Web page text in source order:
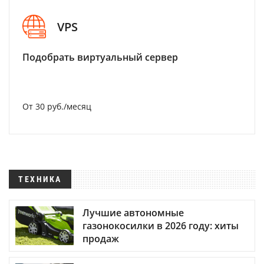
VPS
Подобрать виртуальный сервер
От 30 руб./месяц
ТЕХНИКА
Лучшие автономные
газонокосилки в 2026 году: хиты
продаж